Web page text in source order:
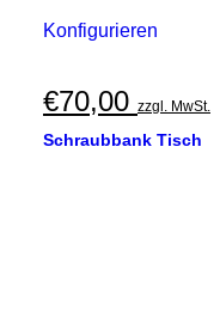
Konfigurieren
€70,00 zzgl. MwSt.
Schraubbank Tisch